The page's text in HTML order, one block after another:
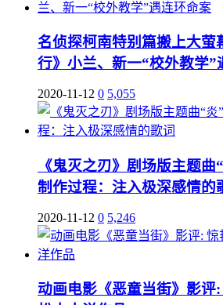
名侦探柯南特别篇搬上大萤
行》小兰、新一“校外教学”
2020-11-12 0 5,055
《鬼灭之刃》剧场版主题
制作过程：注入极深感情的
2020-11-12 0 5,246
动画电影《恶童当街》影评